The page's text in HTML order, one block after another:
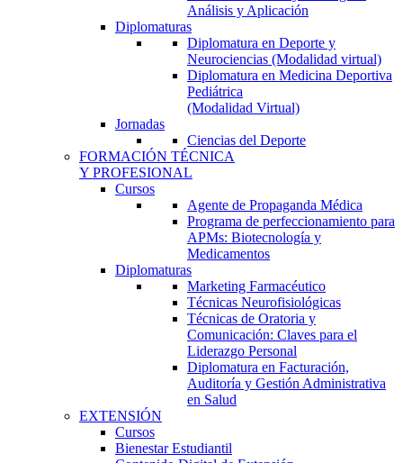
Análisis y Aplicación
Diplomaturas
Diplomatura en Deporte y
Neurociencias (Modalidad virtual)
Diplomatura en Medicina Deportiva
Pediátrica
(Modalidad Virtual)
Jornadas
Ciencias del Deporte
FORMACIÓN TÉCNICA
Y PROFESIONAL
Cursos
Agente de Propaganda Médica
Programa de perfeccionamiento para
APMs: Biotecnología y
Medicamentos
Diplomaturas
Marketing Farmacéutico
Técnicas Neurofisiológicas
Técnicas de Oratoria y
Comunicación: Claves para el
Liderazgo Personal
Diplomatura en Facturación,
Auditoría y Gestión Administrativa
en Salud
EXTENSIÓN
Cursos
Bienestar Estudiantil